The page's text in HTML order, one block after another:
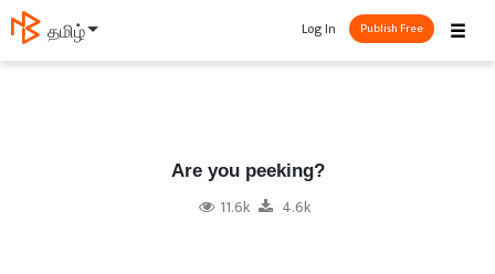
தமிழ் ☰
Log In Publish Free
Are you peeking?
11.6k 4.6k